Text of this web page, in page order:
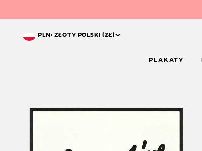
PLN: ZŁOTY POLSKI (ZŁ)^
PLAKATY